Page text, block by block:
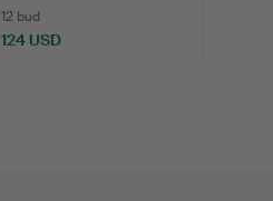
12 bud
124 USD